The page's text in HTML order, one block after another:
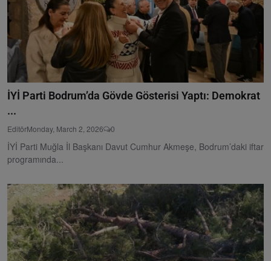
İYİ Parti Bodrum’da Gövde Gösterisi Yaptı: Demokrat
...
EditörMonday, March 2, 2026 0
İYİ Parti Muğla İl Başkanı Davut Cumhur Akmeşe, Bodrum’daki iftar
programında...